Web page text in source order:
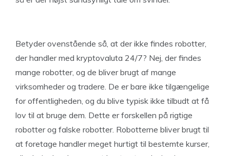
Betyder ovenstående så, at der ikke findes robotter,
der handler med kryptovaluta 24/7? Nej, der findes
mange robotter, og de bliver brugt af mange
virksomheder og tradere. De er bare ikke tilgængelige
for offentligheden, og du blive typisk ikke tilbudt at få
lov til at bruge dem. Dette er forskellen på rigtige
robotter og falske robotter. Robotterne bliver brugt til
at foretage handler meget hurtigt til bestemte kurser,